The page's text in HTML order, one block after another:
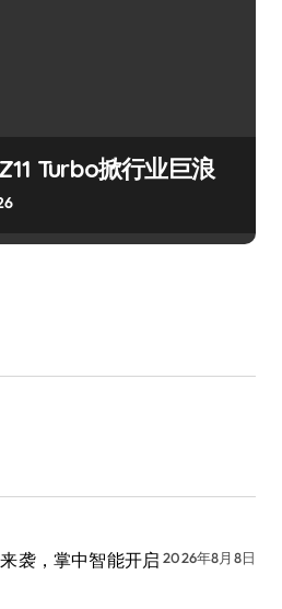
Turbo掀行业巨浪
袭，掌中智能开启 2026年8月8日